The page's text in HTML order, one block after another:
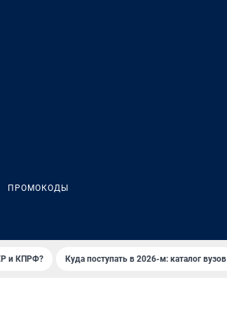
ПРОМОКОДЫ
и КПРФ? Куда поступать в 2026-м: каталог вузов